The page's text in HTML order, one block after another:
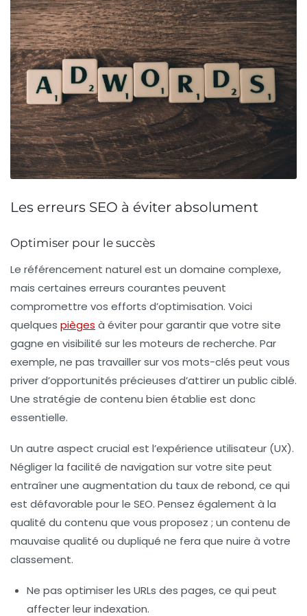
Les erreurs SEO à éviter absolument
Optimiser pour le succès
Le référencement naturel est un domaine complexe,
mais certaines erreurs courantes peuvent
compromettre vos efforts d’optimisation. Voici
quelques pièges à éviter pour garantir que votre site
gagne en visibilité sur les moteurs de recherche. Par
exemple, ne pas travailler sur vos mots-clés peut vous
priver d’opportunités précieuses d’attirer un public ciblé.
Une stratégie de contenu bien établie est donc
essentielle.
Un autre aspect crucial est l’expérience utilisateur (UX).
Négliger la facilité de navigation sur votre site peut
entraîner une augmentation du taux de rebond, ce qui
est défavorable pour le SEO. Pensez également à la
qualité du contenu que vous proposez ; un contenu de
mauvaise qualité ou dupliqué ne fera que nuire à votre
classement.
Ne pas optimiser les URLs des pages, ce qui peut
affecter leur indexation.